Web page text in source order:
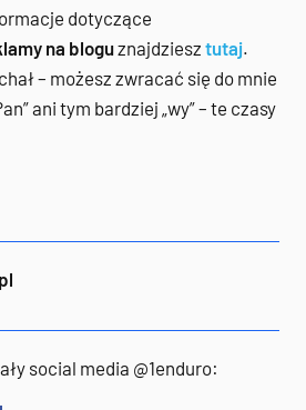
dotyczące
na bloguznajdziesz tutaj.
– możesz zwracać się do mnie
ani tym bardziej „wy” – te czasy
social media @1enduro: